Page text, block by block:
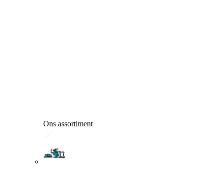
Ons assortiment